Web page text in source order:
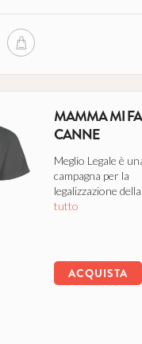
MAMMA MI
CANNE
Meglio Legale è
campagna per la
legalizzazione
tutto
ACQUISTA